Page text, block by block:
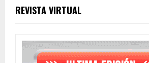
REVISTA VIRTUAL